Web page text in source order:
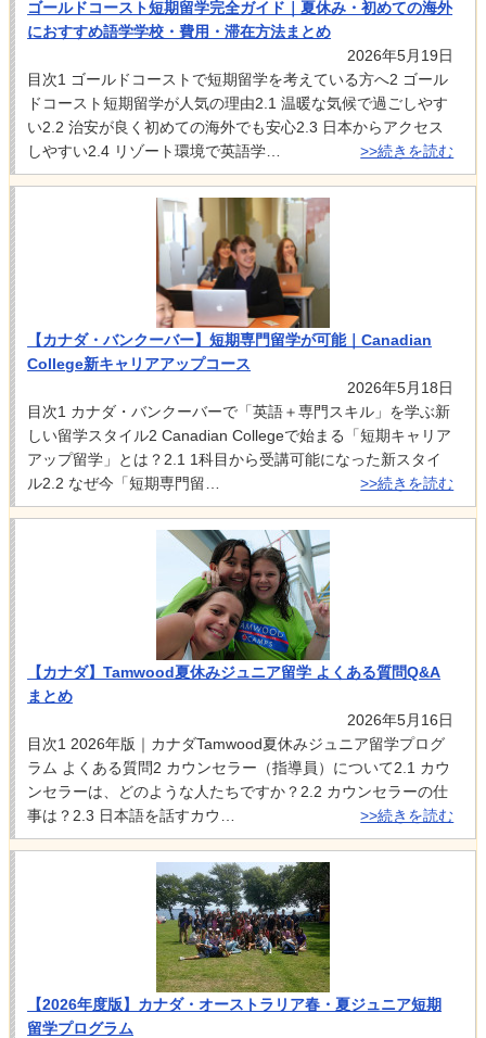
ゴールドコースト短期留学完全ガイド｜夏休み・初めての海外
におすすめ語学学校・費用・滞在方法まとめ
2026年5月19日
目次1 ゴールドコーストで短期留学を考えている方へ2 ゴール
ドコースト短期留学が人気の理由2.1 温暖な気候で過ごしやす
い2.2 治安が良く初めての海外でも安心2.3 日本からアクセス
しやすい2.4 リゾート環境で英語学…
>>続きを読む
【カナダ・バンクーバー】短期専門留学が可能｜Canadian
College新キャリアアップコース
2026年5月18日
目次1 カナダ・バンクーバーで「英語＋専門スキル」を学ぶ新
しい留学スタイル2 Canadian Collegeで始まる「短期キャリア
アップ留学」とは？2.1 1科目から受講可能になった新スタイ
ル2.2 なぜ今「短期専門留…
>>続きを読む
【カナダ】Tamwood夏休みジュニア留学 よくある質問Q&A
まとめ
2026年5月16日
目次1 2026年版｜カナダTamwood夏休みジュニア留学プログ
ラム よくある質問2 カウンセラー（指導員）について2.1 カウ
ンセラーは、どのような人たちですか？2.2 カウンセラーの仕
事は？2.3 日本語を話すカウ…
>>続きを読む
【2026年度版】カナダ・オーストラリア春・夏ジュニア短期
留学プログラム